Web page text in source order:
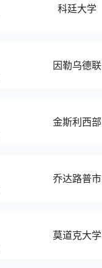
科廷大学
因勒乌德联
金斯利西部
乔达路普市
莫道克大学